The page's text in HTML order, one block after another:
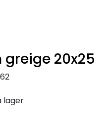
greige 20x25
lager